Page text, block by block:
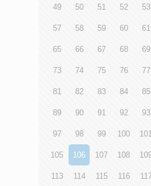
49 50 51 52 53
57 58 59 60 61
65 66 67 68 69
73 74 75 76 77
81 82 83 84 85
89 90 91 92 93
97 98 99 100
105 106 107 108
113 114 115 116